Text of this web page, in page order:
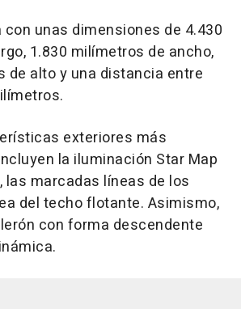
unas dimensiones de 4.430
1.830 milímetros de ancho,
de alto y una distancia entre
exteriores más
la iluminación Star Map
las marcadas líneas de los
del techo flotante. Asimismo,
con forma descendente